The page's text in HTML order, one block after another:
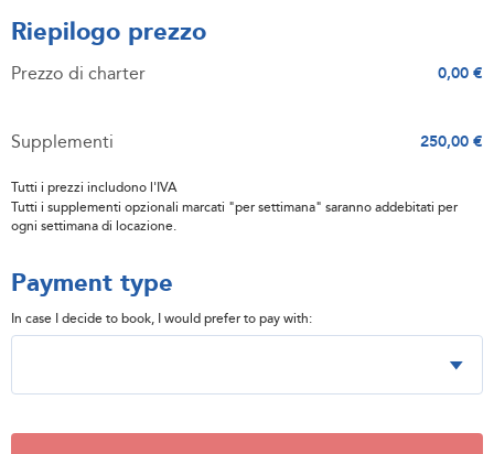
Riepilogo prezzo
Prezzo di charter 0,00 €
Supplementi 250,00 €
Tutti i prezzi includono l'IVA
Tutti i supplementi opzionali marcati "per settimana" saranno addebitati per
ogni settimana di locazione.
Payment type
In case I decide to book, I would prefer to pay with: